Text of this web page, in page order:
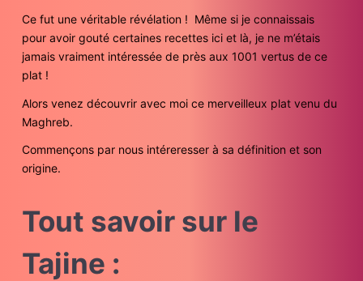
Ce fut une véritable révélation ! Même si je connaissais
pour avoir gouté certaines recettes ici et là, je ne m’étais
jamais vraiment intéressée de près aux 1001 vertus de ce
plat !
Alors venez découvrir avec moi ce merveilleux plat venu du
Maghreb.
Commençons par nous intéreresser à sa définition et son
origine.
Tout savoir sur le
Tajine :